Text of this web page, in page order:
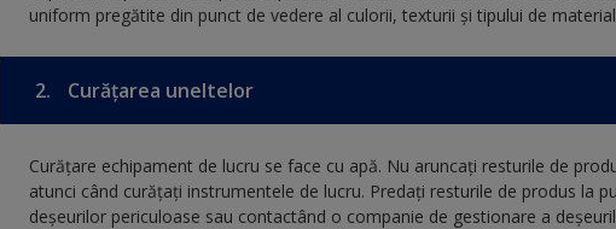
uniform pregătite din punct de vedere al culorii, texturii și tipului de
2. Curățarea uneltelor
Curăţare echipament de lucru se face cu apă. Nu aruncați resturile de
atunci când curățați instrumentele de lucru. Predați resturile de produs la
deșeurilor periculoase sau contactând o companie de gestionare a